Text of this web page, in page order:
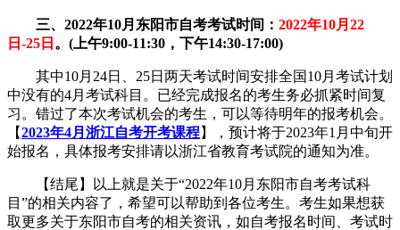
三、2022年10月东阳市自考考试时间： 2022年10月22
日-25日 。(上午9:00-11:30，下午14:30-17:00)
其中10月24日、25日两天考试时间安排全国10月考试计划
中没有的4月考试科目。已经完成报名的考生务必抓紧时间复
习。错过了本次考试机会的考生，可以等待明年的报考机会。
【2023年4月浙江自考开考课程】，预计将于2023年1月中旬开
始报名，具体报考安排请以浙江省教育考试院的通知为准。
【结尾】以上就是关于“2022年10月东阳市自考考试科
目”的相关内容了，希望可以帮助到各位考生。考生如果想获
取更多关于东阳市自考的相关资讯，如自考报名时间、考试时